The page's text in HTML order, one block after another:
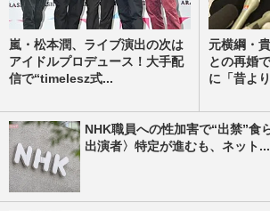
嵐・松本潤、ライブ演出の次は
アイドルプロデュース！大手配
信で“timelesz式...
元横綱・
との再婚
に「昔よ
NHK職員への性加害で“出禁”食
出演者〉特定が進むも、ネット...